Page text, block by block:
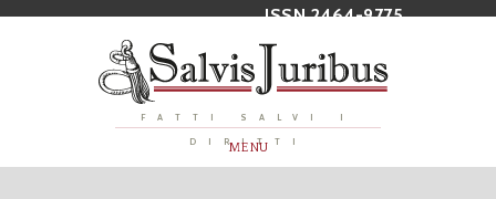
ISSN 2464-9775
FATTI SALVI I
DIRITTI
MENU